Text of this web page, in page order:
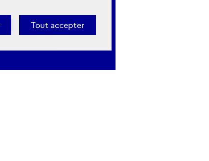
Tout accepter